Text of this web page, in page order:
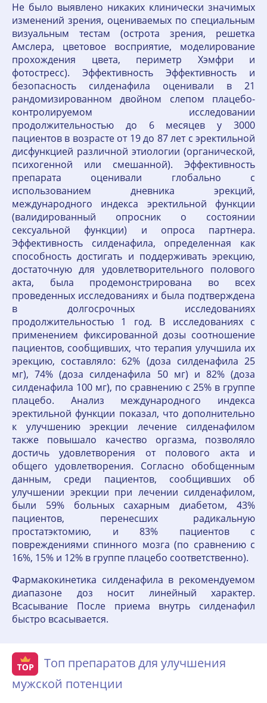
Не было выявлено никаких клинически значимых
изменений зрения, оцениваемых по специальным
визуальным тестам (острота зрения, решетка
Амслера, цветовое восприятие, моделирование
прохождения цвета, периметр Хэмфри и
фотостресс). Эффективность Эффективность и
безопасность силденафила оценивали в 21
рандомизированном двойном слепом плацебо-
контролируемом исследовании
продолжительностью до 6 месяцев у 3000
пациентов в возрасте от 19 до 87 лет с эректильной
дисфункцией различной этиологии (органической,
психогенной или смешанной). Эффективность
препарата оценивали глобально с
использованием дневника эрекций,
международного индекса эректильной функции
(валидированный опросник о состоянии
сексуальной функции) и опроса партнера.
Эффективность силденафила, определенная как
способность достигать и поддерживать эрекцию,
достаточную для удовлетворительного полового
акта, была продемонстрирована во всех
проведенных исследованиях и была подтверждена
в долгосрочных исследованиях
продолжительностью 1 год. В исследованиях с
применением фиксированной дозы соотношение
пациентов, сообщивших, что терапия улучшила их
эрекцию, составляло: 62% (доза силденафила 25
мг), 74% (доза силденафила 50 мг) и 82% (доза
силденафила 100 мг), по сравнению с 25% в группе
плацебо. Анализ международного индекса
эректильной функции показал, что дополнительно
к улучшению эрекции лечение силденафилом
также повышало качество оргазма, позволяло
достичь удовлетворения от полового акта и
общего удовлетворения. Согласно обобщенным
данным, среди пациентов, сообщивших об
улучшении эрекции при лечении силденафилом,
были 59% больных сахарным диабетом, 43%
пациентов, перенесших радикальную
простатэктомию, и 83% пациентов с
повреждениями спинного мозга (по сравнению с
16%, 15% и 12% в группе плацебо соответственно).
Фармакокинетика силденафила в рекомендуемом
диапазоне доз носит линейный характер.
Всасывание После приема внутрь силденафил
быстро всасывается.
Топ препаратов для улучшения
мужской потенции